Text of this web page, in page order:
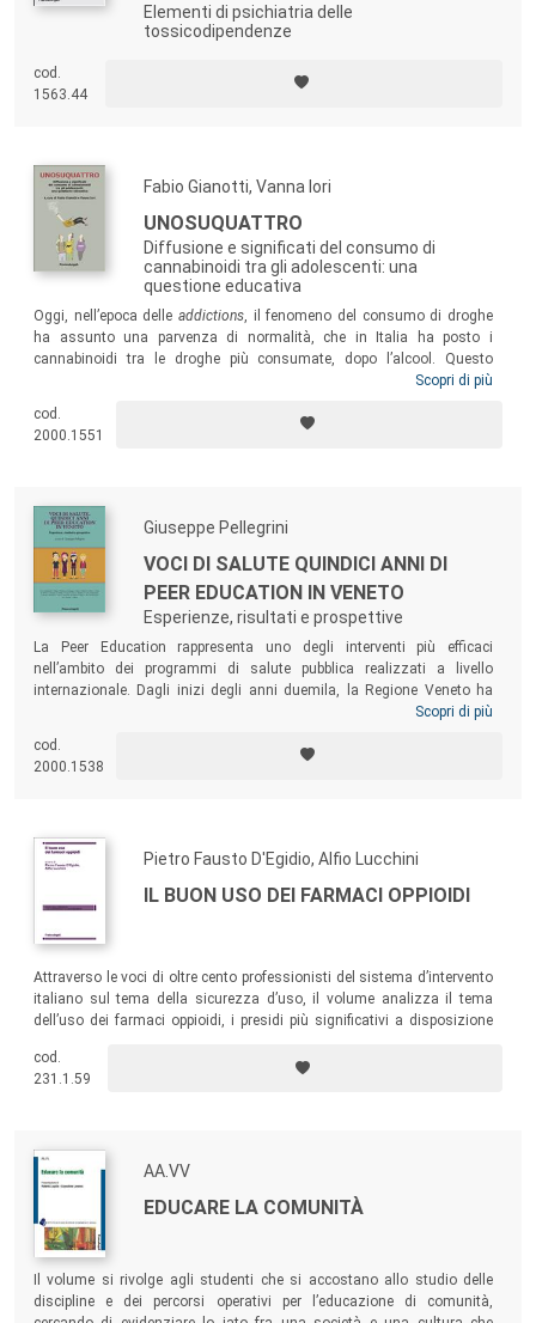
Elementi di psichiatria delle
tossicodipendenze
cod.
1563.44
Fabio Gianotti, Vanna Iori
UNOSUQUATTRO
Diffusione e significati del consumo di
cannabinoidi tra gli adolescenti: una
questione educativa
Oggi, nell’epoca delle addictions , il fenomeno del consumo di droghe
ha assunto una parvenza di normalità, che in Italia ha posto i
cannabinoidi tra le droghe più consumate, dopo l’alcool. Questo
volume, che ha origine da una ricerca svolta dal Centro di Prevenzione
fornisce alle comunità educanti un’utile lettura multidisciplinare di un
fenomeno che sembra oggi finito sottotraccia: un tema più che mai
Scopri di più
cod.
2000.1551
Giuseppe Pellegrini
VOCI DI SALUTE QUINDICI ANNI DI
PEER EDUCATION IN VENETO
Esperienze, risultati e prospettive
La Peer Education rappresenta uno degli interventi più efficaci
nell’ambito dei programmi di salute pubblica realizzati a livello
internazionale. Dagli inizi degli anni duemila, la Regione Veneto ha
avviato numerose attività di Peer Education coinvolgendo migliaia di
tantissimi istituti scolastici l’azione dei peer. Nel volume si presentano
i risultati di tale impegno dando voce a tutti coloro che in questi anni
Scopri di più
cod.
2000.1538
Pietro Fausto D'Egidio, Alfio Lucchini
IL BUON USO DEI FARMACI OPPIOIDI
Attraverso le voci di oltre cento professionisti del sistema d’intervento
italiano sul tema della sicurezza d’uso, il volume analizza il tema
dell’uso dei farmaci oppioidi, i presidi più significativi a disposizione
dipendenza da eroina e oppiacei in genere.
cod.
231.1.59
AA.VV
EDUCARE LA COMUNITÀ
Il volume si rivolge agli studenti che si accostano allo studio delle
discipline e dei percorsi operativi per l’educazione di comunità,